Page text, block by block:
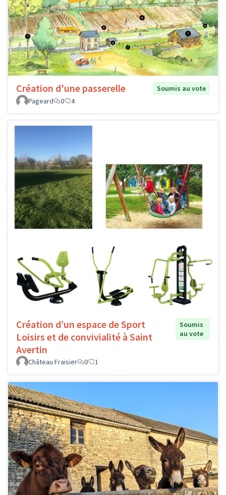
Création d'une passerelle
Soumis au vote
Pageard
0 4
Création d’un espace de Sport
Loisirs et de convivialité à Saint
Avertin
Soumis
au vote
Château Fraisier 0 1